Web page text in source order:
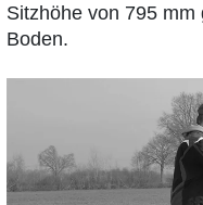
Sitzhöhe von 795
Boden.